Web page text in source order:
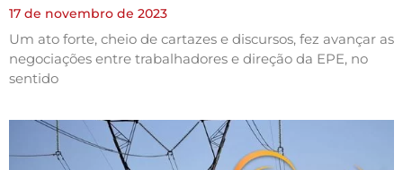
17 de novembro de 2023
Um ato forte, cheio de cartazes e discursos, fez avançar as
negociações entre trabalhadores e direção da EPE, no
sentido